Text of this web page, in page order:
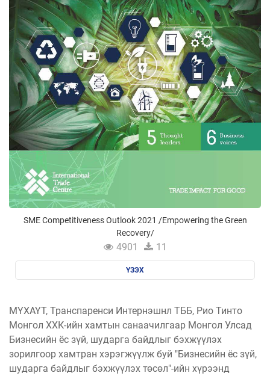
SME Competitiveness Outlook 2021 /Empowering the Green
Recovery/
4901 11
ҮЗЭХ
МҮХАҮТ, Транспаренси Интернэшнл ТББ, Рио Тинто
Монгол ХХК-ийн хамтын санаачилгаар Монгол Улсад
Бизнесийн ёс зүй, шударга байдлыг бэхжүүлэх
зорилгоор хамтран хэрэгжүүлж буй "Бизнесийн ёс зүй,
шударга байдлыг бэхжүүлэх төсөл"-ийн хүрээнд